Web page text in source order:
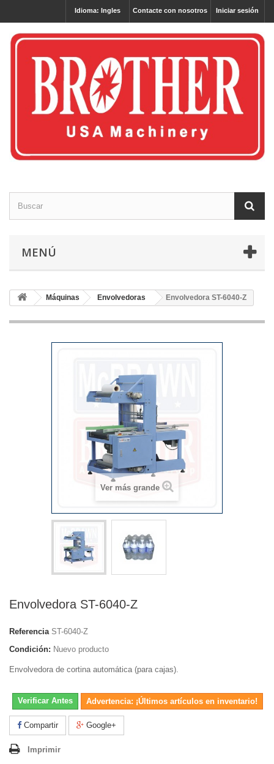
Iniciar sesión
Contacte con nosotros
Idioma: Ingles
MENÚ
Máquinas Envolvedoras Envolvedora ST-6040-Z
Ver más grande
Envolvedora ST-6040-Z
Referencia ST-6040-Z
Condición: Nuevo producto
Envolvedora de cortina automática (para cajas).
Verificar Antes Advertencia: ¡Últimos artículos en inventario!
Compartir Google+
Imprimir